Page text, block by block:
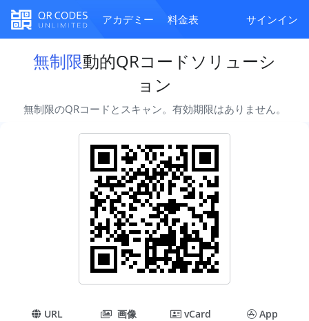
アカデミー 料金表 サインイン
無制限動的QRコードソリューシ
ョン
無制限のQRコードとスキャン。有効期限はありません。
URL 画像 vCard App